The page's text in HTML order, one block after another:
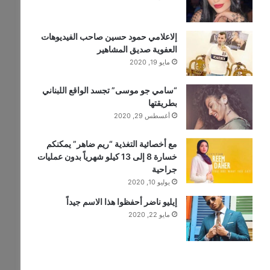
إلاعلامي حمود حسين صاحب الفيديوهات
العفوية صديق المشاهير
مايو 19, 2020
“سامي جو موسى” تجسد الواقع اللبناني
بطريقتها
أغسطس 29, 2020
مع أخصائية التغذية “ريم ضاهر” يمكنكم
خسارة 8 إلى 13 كيلو شهرياً بدون عمليات
جراحية
يوليو 10, 2020
إيليو ناضر أحفظوا هذا الاسم جيداً
مايو 22, 2020